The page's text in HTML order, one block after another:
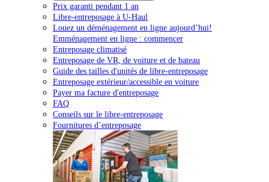
Prix garanti pendant 1 an
Libre-entreposage à U-Haul
Louez un déménagement en ligne aujourd’hui!
Emménagement en ligne : commencer
Entreposage climatisé
Entreposage de VR, de voiture et de bateau
Guide des tailles d'unités de libre-entreposage
Entreposage extérieur/accessible en voiture
Payer ma facture d'entreposage
FAQ
Conseils sur le libre-entreposage
Fournitures d’entreposage